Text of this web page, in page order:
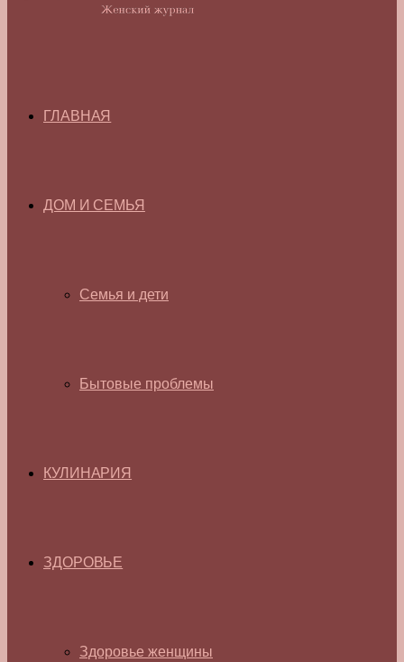
ГЛАВНАЯ
ДОМ И СЕМЬЯ
Семья и дети
Бытовые проблемы
КУЛИНАРИЯ
ЗДОРОВЬЕ
Здоровье женщины